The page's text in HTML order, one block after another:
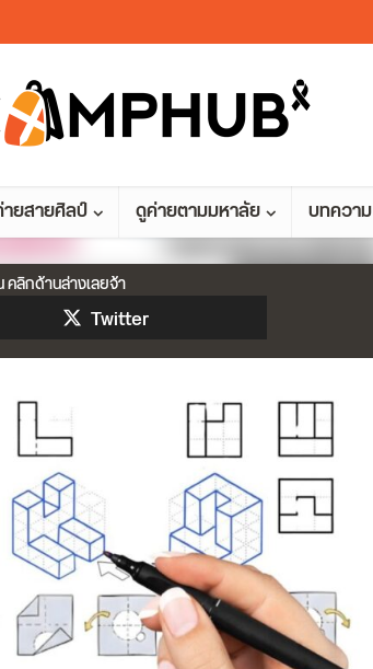
ยสายศิลป์ ดูค่ายตามมหาลัย บทความ
คลิกด้านล่างเลยจ้า
Twitter